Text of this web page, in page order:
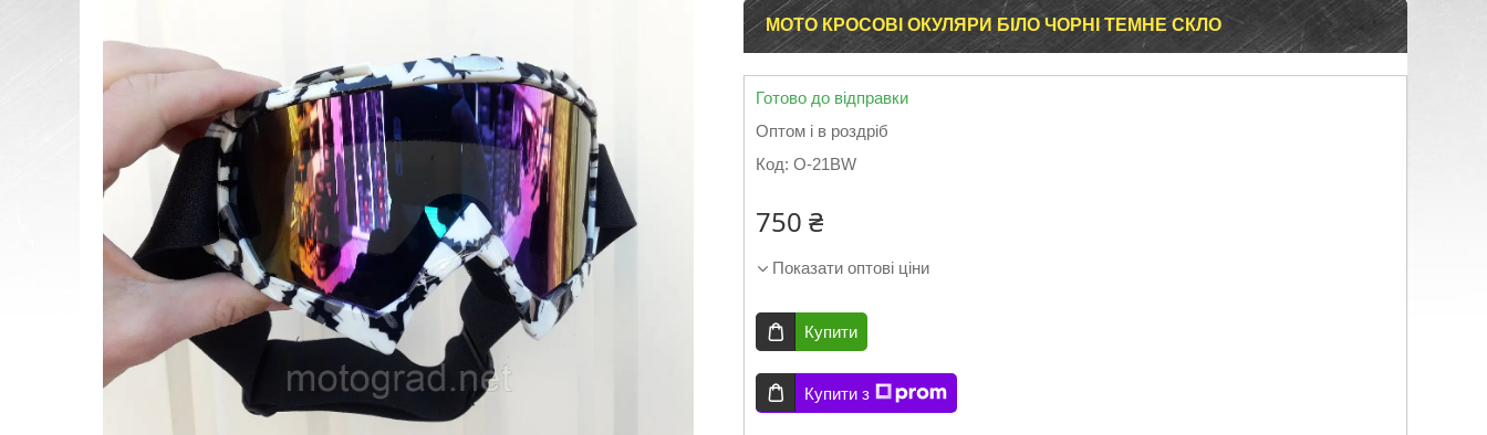
МОТО КРОСОВІ ОКУЛЯРИ БІЛО ЧОРНІ ТЕМНЕ СКЛО
Готово до відправки
Оптом і в роздріб
Код: O-21BW
750 ₴
Показати оптові ціни
Купити
Купити з